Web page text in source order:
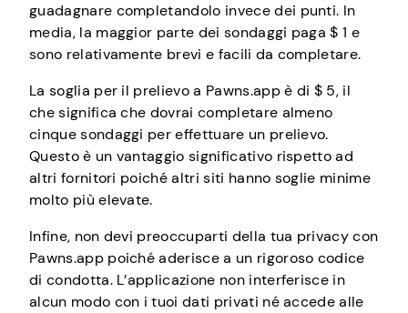
guadagnare completandolo invece dei punti. In
media, la maggior parte dei sondaggi paga $ 1 e
sono relativamente brevi e facili da completare.
La soglia per il prelievo a Pawns.app è di $ 5, il
che significa che dovrai completare almeno
cinque sondaggi per effettuare un prelievo.
Questo è un vantaggio significativo rispetto ad
altri fornitori poiché altri siti hanno soglie minime
molto più elevate.
Infine, non devi preoccuparti della tua privacy con
Pawns.app poiché aderisce a un rigoroso codice
di condotta. L’applicazione non interferisce in
alcun modo con i tuoi dati privati né accede alle